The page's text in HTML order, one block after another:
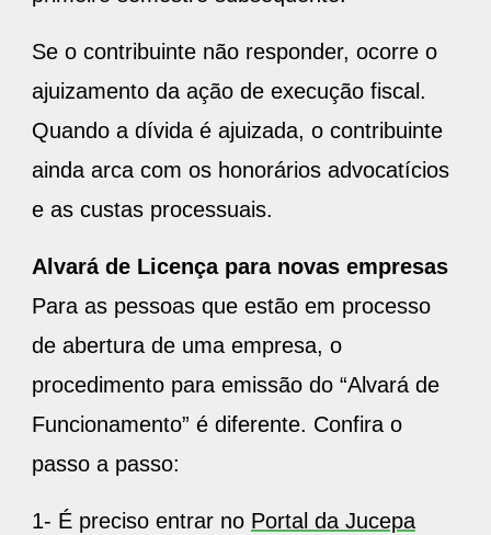
Se o contribuinte não responder, ocorre o
ajuizamento da ação de execução fiscal.
Quando a dívida é ajuizada, o contribuinte
ainda arca com os honorários advocatícios
e as custas processuais.
Alvará de Licença para novas empresas
Para as pessoas que estão em processo
de abertura de uma empresa, o
procedimento para emissão do “Alvará de
Funcionamento” é diferente. Confira o
passo a passo:
1- É preciso entrar no Portal da Jucepa